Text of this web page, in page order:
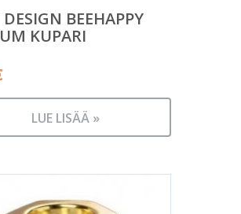
BEEHAPPY
KUPARI
LUE LISÄÄ »